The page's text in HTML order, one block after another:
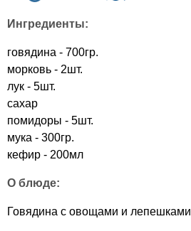
Ингредиенты:
говядина - 700гр.
морковь - 2шт.
лук - 5шт.
сахар
помидоры - 5шт.
мука - 300гр.
кефир - 200мл
О блюде:
Говядина с овощами и лепешками